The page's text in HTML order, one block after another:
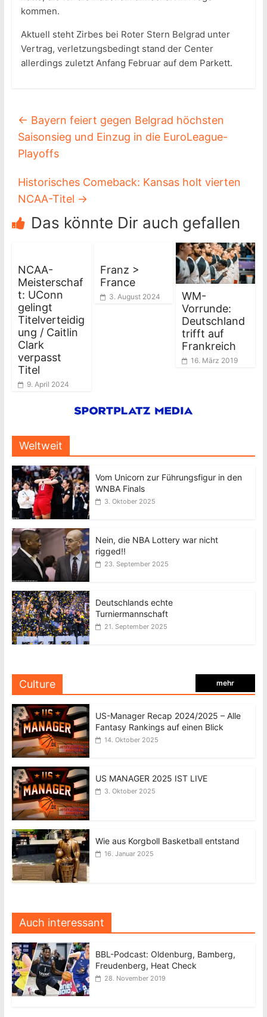
kommen.
Aktuell steht Zirbes bei Roter Stern Belgrad unter
Vertrag, verletzungsbedingt stand der Center
allerdings zuletzt Anfang Februar auf dem Parkett.
← Bayern feiert gegen Belgrad höchsten
Saisonsieg und Einzug in die EuroLeague-
Playoffs
Historisches Comeback: Kansas holt vierten
NCAA-Titel →
Das könnte Dir auch gefallen
NCAA-
Meisterschaf
t: UConn
gelingt
Titelverteidig
ung / Caitlin
Clark
verpasst
Titel
9. April 2024
Franz >
France
3. August 2024
WM-
Vorrunde:
Deutschland
trifft auf
Frankreich
16. März 2019
Weltweit
Vom Unicorn zur Führungsfigur in den
WNBA Finals
3. Oktober 2025
Nein, die NBA Lottery war nicht
rigged!!
23. September 2025
Deutschlands echte
Turniermannschaft
21. September 2025
Culture mehr
US-Manager Recap 2024/2025 – Alle
Fantasy Rankings auf einen Blick
14. Oktober 2025
US MANAGER 2025 IST LIVE
3. Oktober 2025
Wie aus Korgboll Basketball entstand
16. Januar 2025
Auch interessant
BBL-Podcast: Oldenburg, Bamberg,
Freudenberg, Heat Check
28. November 2019